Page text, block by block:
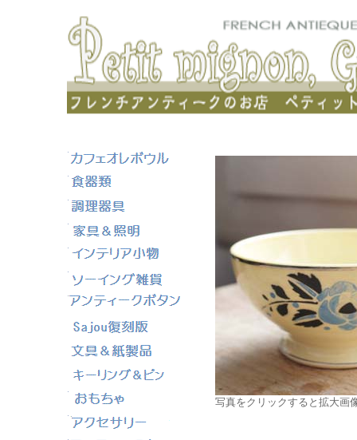
写真をクリックすると拡大画